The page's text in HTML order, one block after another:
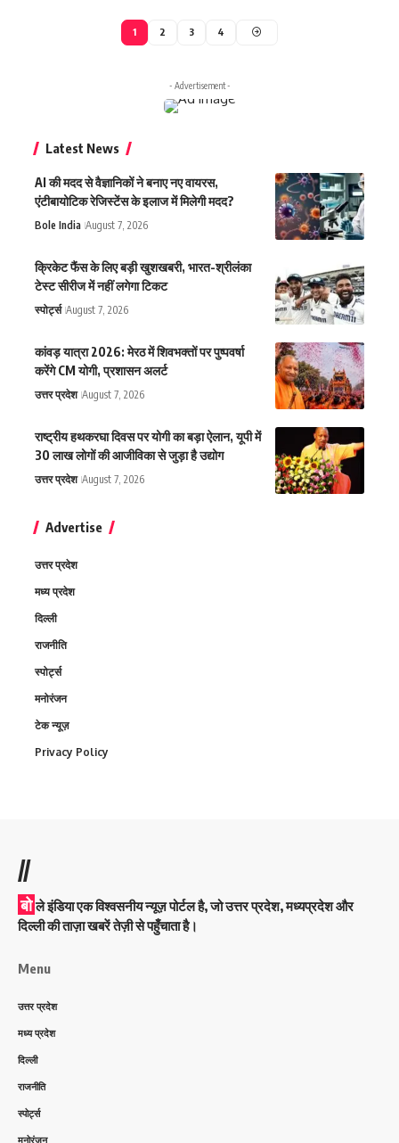
1 2 3 4
- Advertisement -
Latest News
AI की मदद से वैज्ञानिकों ने बनाए नए वायरस,
एंटीबायोटिक रेजिस्टेंस के इलाज में मिलेगी मदद?
Bole India August 7, 2026
क्रिकेट फैंस के लिए बड़ी खुशखबरी, भारत-श्रीलंका
टेस्ट सीरीज में नहीं लगेगा टिकट
स्पोर्ट्स August 7, 2026
कांवड़ यात्रा 2026: मेरठ में शिवभक्तों पर पुष्पवर्षा
करेंगे CM योगी, प्रशासन अलर्ट
उत्तर प्रदेश August 7, 2026
राष्ट्रीय हथकरघा दिवस पर योगी का बड़ा ऐलान, यूपी में
30 लाख लोगों की आजीविका से जुड़ा है उद्योग
उत्तर प्रदेश August 7, 2026
Advertise
उत्तर प्रदेश
मध्य प्रदेश
दिल्ली
राजनीति
स्पोर्ट्स
मनोरंजन
टेक न्यूज़
Privacy Policy
//
बो ले इंडिया एक विश्वसनीय न्यूज़ पोर्टल है, जो उत्तर प्रदेश, मध्यप्रदेश और
दिल्ली की ताज़ा खबरें तेज़ी से पहुँचाता है।
Menu
उत्तर प्रदेश
मध्य प्रदेश
दिल्ली
राजनीति
स्पोर्ट्स
मनोरंजन